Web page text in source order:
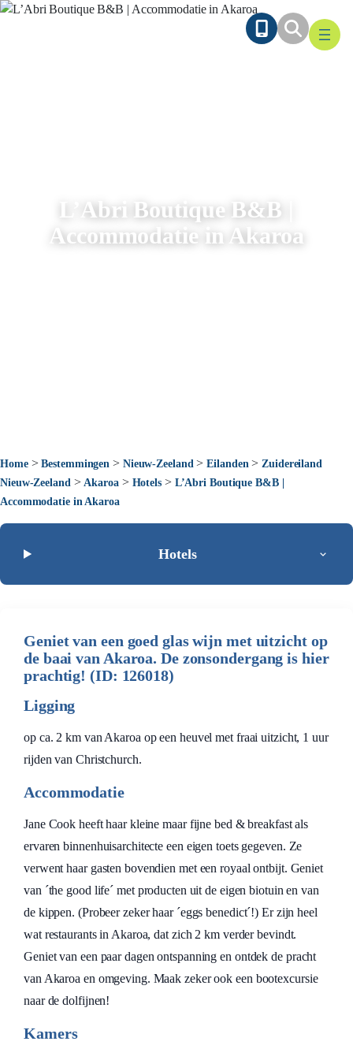
Ga
L’Abri Boutique B&B |
Accommodatie in Akaroa
Home>Bestemmingen > Nieuw-Zeeland >Eilanden > Zuidereiland
Nieuw-Zeeland > Akaroa> Hotels> L’Abri Boutique B&B |
Accommodatie in Akaroa
Hotels
Geniet van een goed glas wijn met uitzicht op
de baai van Akaroa. De zonsondergang is hier
prachtig! (ID: 126018)
Ligging
op ca. 2 km van Akaroa op een heuvel met fraai uitzicht, 1 uur
rijden van Christchurch.
Accommodatie
Jane Cook heeft haar kleine maar fijne bed & breakfast als
ervaren binnenhuisarchitecte een eigen toets gegeven. Ze
verwent haar gasten bovendien met een royaal ontbijt. Geniet
van ´the good life´ met producten uit de eigen biotuin en van
de kippen. (Probeer zeker haar ´eggs benedict´!) Er zijn heel
wat restaurants in Akaroa, dat zich 2 km verder bevindt.
Geniet van een paar dagen ontspanning en ontdek de pracht
van Akaroa en omgeving. Maak zeker ook een bootexcursie
naar de dolfijnen!
Kamers